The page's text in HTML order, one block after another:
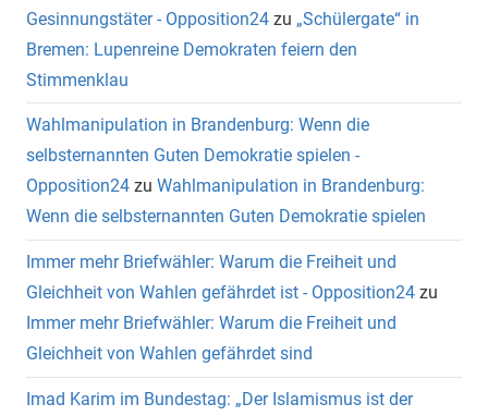
Gesinnungstäter - Opposition24 zu „Schülergate“ in
Bremen: Lupenreine Demokraten feiern den
Stimmenklau
Wahlmanipulation in Brandenburg: Wenn die
selbsternannten Guten Demokratie spielen -
Opposition24 zu Wahlmanipulation in Brandenburg:
Wenn die selbsternannten Guten Demokratie spielen
Immer mehr Briefwähler: Warum die Freiheit und
Gleichheit von Wahlen gefährdet ist - Opposition24 zu
Immer mehr Briefwähler: Warum die Freiheit und
Gleichheit von Wahlen gefährdet sind
Imad Karim im Bundestag: „Der Islamismus ist der